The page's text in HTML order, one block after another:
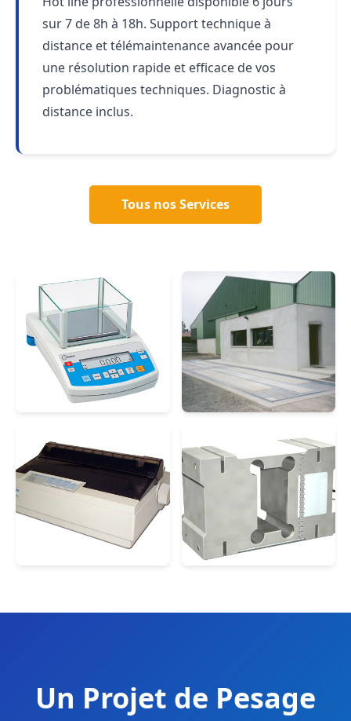
sur 7 de 8h à 18h. Support technique à
distance et télémaintenance avancée pour
une résolution rapide et efficace de vos
problématiques techniques. Diagnostic à
distance inclus.
Tous nos Services
Un Projet de Pesage